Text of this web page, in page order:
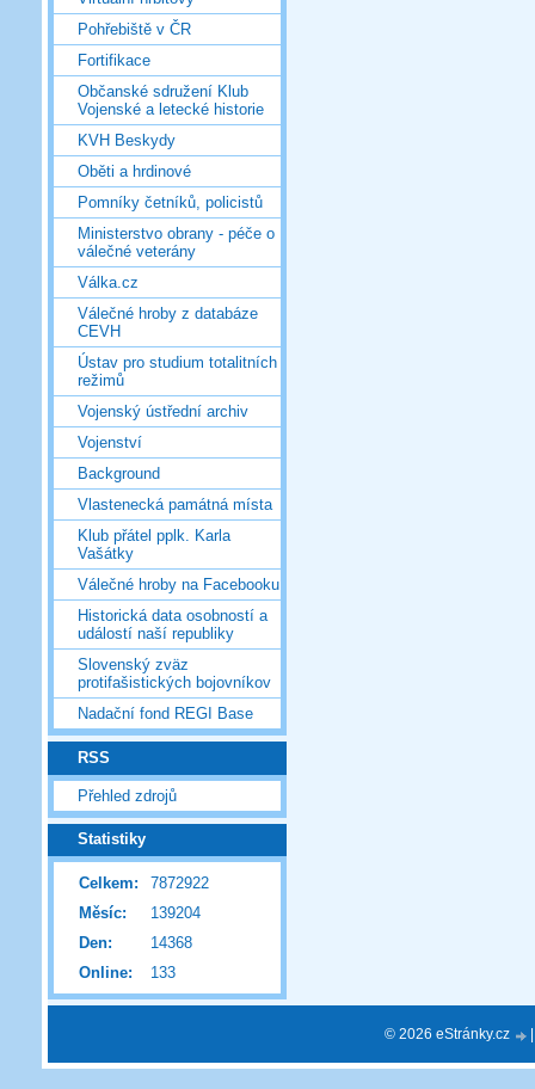
Pohřebiště v ČR
Fortifikace
Občanské sdružení Klub
Vojenské a letecké historie
KVH Beskydy
Oběti a hrdinové
Pomníky četníků, policistů
Ministerstvo obrany - péče o
válečné veterány
Válka.cz
Válečné hroby z databáze
CEVH
Ústav pro studium totalitních
režimů
Vojenský ústřední archiv
Vojenství
Background
Vlastenecká památná místa
Klub přátel pplk. Karla
Vašátky
Válečné hroby na Facebooku
Historická data osobností a
událostí naší republiky
Slovenský zväz
protifašistických bojovníkov
Nadační fond REGI Base
RSS
Přehled zdrojů
Statistiky
Online: 133
Celkem:
7872922
Měsíc:
139204
Den:
14368
© 2026 eStránky.cz